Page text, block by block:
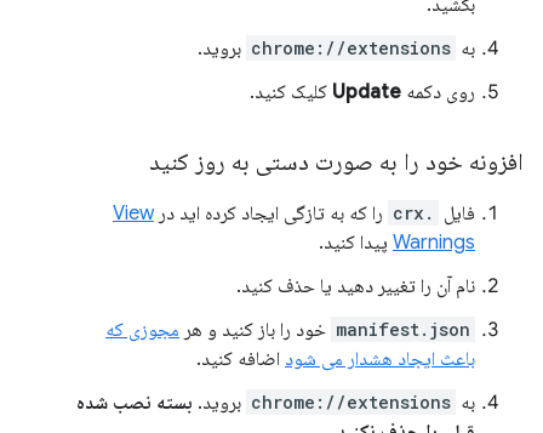
به chrome://extensions بروید.
روی دکمه Update کلیک کنید.
افزونه خود را به صورت دستی به روز کنید
فایل .crx را که به تازگی ایجاد کرده اید درView
Warnings پیدا کنید.
نام آن را تغییر دهید یا حذف کنید.
manifest.json خود را باز کنید و هر مجوزی که
باعث ایجاد هشدار می شود اضافه کنید.
به chrome://extensions بروید. بسته نصب شده